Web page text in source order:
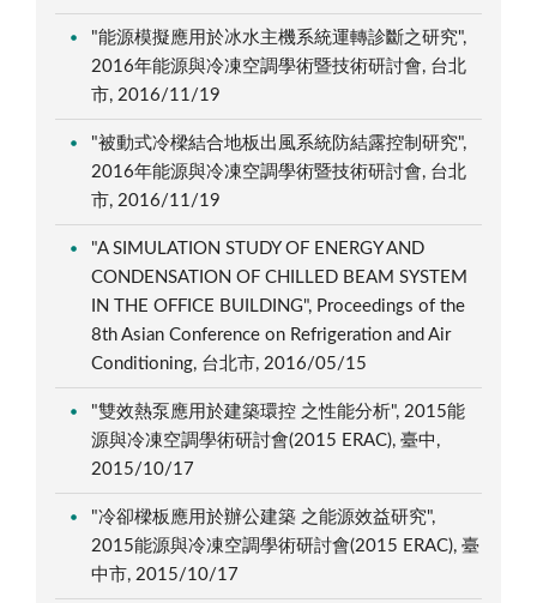
"能源模擬應用於冰水主機系統運轉診斷之研究",
2016年能源與冷凍空調學術暨技術研討會, 台北
市, 2016/11/19
"被動式冷樑結合地板出風系統防結露控制研究",
2016年能源與冷凍空調學術暨技術研討會, 台北
市, 2016/11/19
"A SIMULATION STUDY OF ENERGY AND
CONDENSATION OF CHILLED BEAM SYSTEM
IN THE OFFICE BUILDING", Proceedings of the
8th Asian Conference on Refrigeration and Air
Conditioning, 台北市, 2016/05/15
"雙效熱泵應用於建築環控 之性能分析", 2015能
源與冷凍空調學術研討會(2015 ERAC), 臺中,
2015/10/17
"冷卻樑板應用於辦公建築 之能源效益研究",
2015能源與冷凍空調學術研討會(2015 ERAC), 臺
中市, 2015/10/17